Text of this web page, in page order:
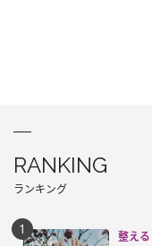
RANKING
ランキング
整える